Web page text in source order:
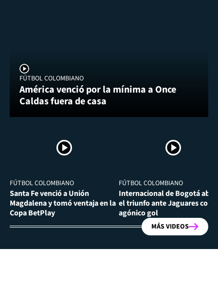
FÚTBOL COLOMBIANO
América venció por la mínima a Once
Caldas fuera de casa
FÚTBOL COLOMBIANO
Santa Fe venció a Unión
Magdalena y tomó ventaja en la
Copa BetPlay
FÚTBOL COLOMBIANO
Internacional de Bogotá
el triunfo ante Jaguares con
agónico gol
MÁS VIDEOS